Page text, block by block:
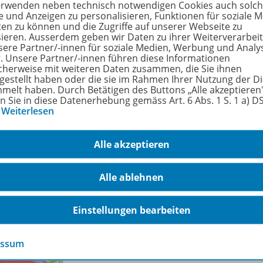
wird es bunt
dieses Heftes benötigen Sie das bambinoLÜK-
Sie mehr über die Reihe
bambinoLÜK
3 Jahre
Meine kleine Welt
neben technisch notwendigen Cookies auch
und Anzeigen zu personalisieren, Funktionen für soziale
zu können und die Zugriffe auf unserer Webseite zu
Ausserdem geben wir Daten zu ihrer
Partner/-innen für soziale Medien, Werbung und
Unsere Partner/-innen führen diese Informationen
mit weiteren Daten zusammen, die Sie ihnen
haben oder die sie im Rahmen Ihrer Nutzung der
haben. Durch Betätigen des Buttons „Alle
Sie in diese Datenerhebung gemäss Art. 6 Abs. 1 S. 1 a)
Weiterlesen
Alle akzeptieren
Alle ablehnen
Einstellungen bearbeiten